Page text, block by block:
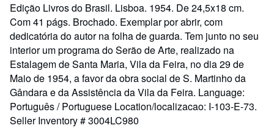
Edição Livros do Brasil. Lisboa. 1954. De 24,5x18 cm.
Com 41 págs. Brochado. Exemplar por abrir, com
dedicatória do autor na folha de guarda. Tem junto no seu
interior um programa do Serão de Arte, realizado na
Estalagem de Santa Maria, Vila da Feira, no dia 29 de
Maio de 1954, a favor da obra social de S. Martinho da
Gândara e da Assistência da Vila da Feira. Language:
Português / Portuguese Location/localizacao: I-103-E-73.
Seller Inventory # 3004LC980